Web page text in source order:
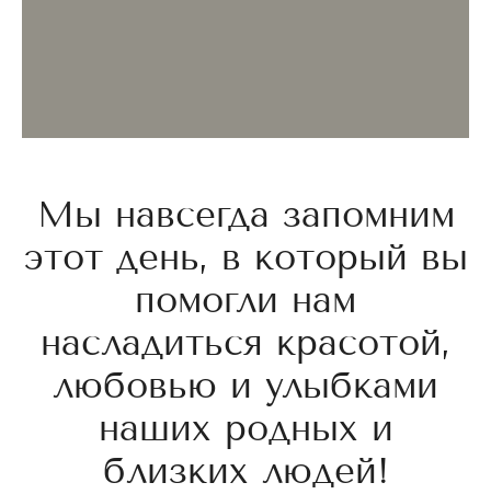
Мы навсегда запомним
этот день, в который вы
помогли нам
насладиться красотой,
любовью и улыбками
наших родных и
близких людей!